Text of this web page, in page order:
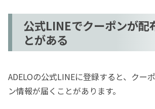
公式LINEでクーポンが配
とがある
ADELOの公式LINEに登録すると、クー
ン情報が届くことがあります。